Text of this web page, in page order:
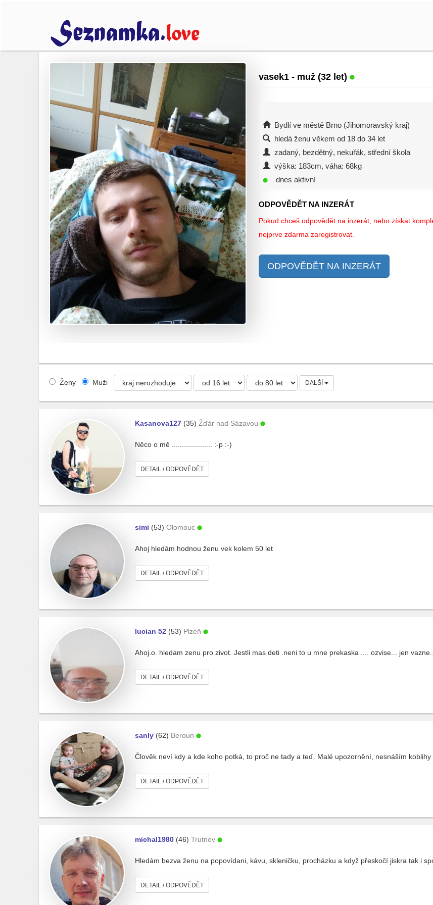
vasek1 - muž (32 let)
Bydlí ve městě Brno (Jihomoravský kraj)
hledá ženu věkem od 18 do 34 let
zadaný, bezdětný, nekuřák, střední škola
výška: 183cm, váha: 68kg
dnes aktivní
ODPOVĚDĚT NA INZERÁT
Pokud chceš odpovědět na inzerát, nebo získat
nejprve zdarma zaregistrovat.
ODPOVĚDĚT NA INZERÁT
Ženy Muži DALŠÍ
Kasanova127 (35) Žďár nad Sázavou
Něco o mě .................... :-p :-)
DETAIL / ODPOVĚDĚT
simi (53) Olomouc
Ahoj hledám hodnou ženu vek kolem 50 let
DETAIL / ODPOVĚDĚT
lucian 52 (53) Plzeň
Ahoj.o. hledam zenu pro zivot. Jestli mas deti .neni to u mne prekaska .... ozvise... jen
DETAIL / ODPOVĚDĚT
sanly (62) Beroun
Člověk neví kdy a kde koho potká, to proč ne tady a teď. Malé upozornění, nesnáším koblihy
DETAIL / ODPOVĚDĚT
michal1980 (46) Trutnov
Hledám bezva ženu na popovídani, kávu, skleničku, procházku a když přeskočí jiskra tak i
DETAIL / ODPOVĚDĚT